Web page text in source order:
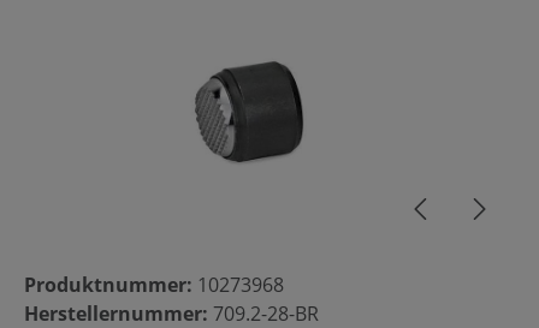
Produktnummer: 10273968
Herstellernummer: 709.2-28-BR